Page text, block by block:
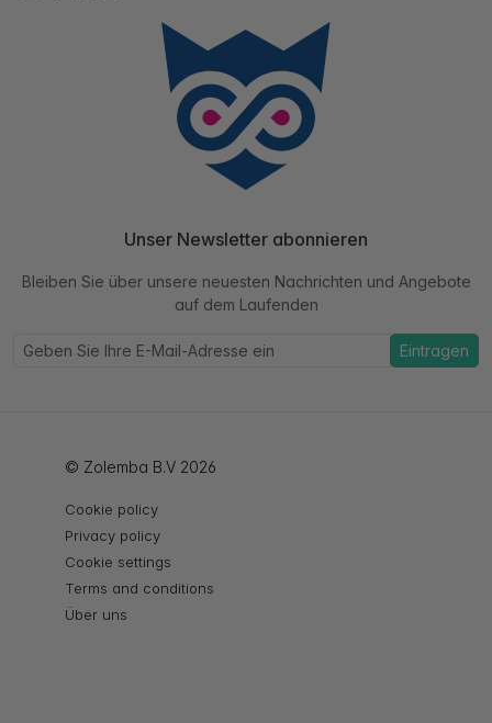
Unser Newsletter abonnieren
Bleiben Sie über unsere neuesten Nachrichten und Angebote
auf dem Laufenden
Eintragen
© Zolemba B.V 2026
Cookie policy
Privacy policy
Cookie settings
Terms and conditions
Über uns